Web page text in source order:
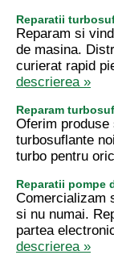
Reparatii
Reparam si
de masina.
curierat rapid
descrierea »
Reparam
Oferim
turbosuflante
turbo pentru
Reparatii pompe
Comercializam
si nu numai.
partea
descrierea »